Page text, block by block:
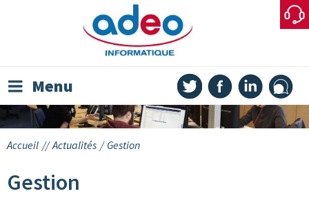
Menu
Accueil // Actualités / Gestion
Gestion